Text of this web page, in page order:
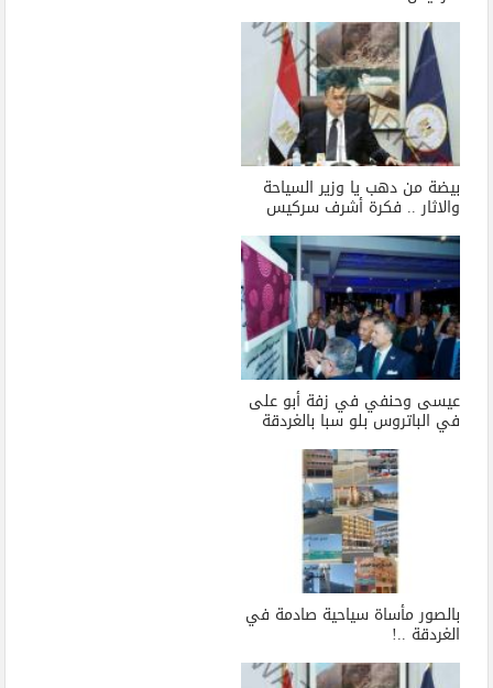
بيضة من دهب يا وزير السياحة
والاثار .. فكرة أشرف سركيس
عيسى وحنفي في زفة أبو على
في الباتروس بلو سبا بالغردقة
بالصور مأساة سياحية صادمة في
الغردقة ..!